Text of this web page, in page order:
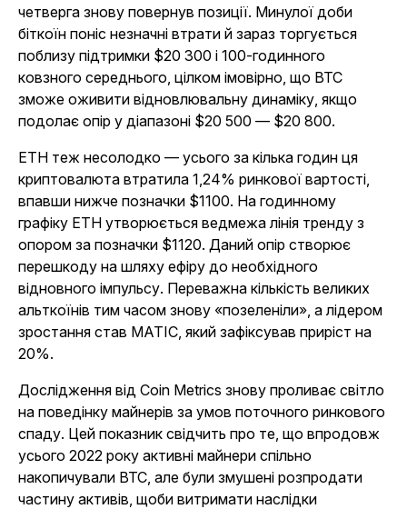
четверга знову повернув позиції. Минулої доби
біткоїн поніс незначні втрати й зараз торгується
поблизу підтримки $20 300 і 100-годинного
ковзного середнього, цілком імовірно, що BTC
зможе оживити відновлювальну динаміку, якщо
подолає опір у діапазоні $20 500 — $20 800.
ETH теж несолодко — усього за кілька годин ця
криптовалюта втратила 1,24% ринкової вартості,
впавши нижче позначки $1100. На годинному
графіку ETH утворюється ведмежа лінія тренду з
опором за позначки $1120. Даний опір створює
перешкоду на шляху ефіру до необхідного
відновного імпульсу. Переважна кількість великих
альткоїнів тим часом знову «позеленіли», а лідером
зростання став MATIC, який зафіксував приріст на
20%.
Дослідження від Coin Metrics знову проливає світло
на поведінку майнерів за умов поточного ринкового
спаду. Цей показник свідчить про те, що впродовж
усього 2022 року активні майнери спільно
накопичували BTC, але були змушені розпродати
частину активів, щоби витримати наслідки